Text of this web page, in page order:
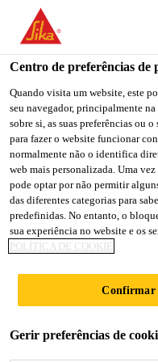
You are accessing "Sika
from "Estados Unidos".
country.
TO
SIKA
USA
Sika Brasil
Sika®-2
Aditivo
rápida
Sika®-2 é aditivo
Centro de preferências de
Quando visita um website, este
seu navegador, principalmente
sobre si, as suas preferências ou
para fazer o website funcionar
normalmente não o identifica
web mais personalizada. Uma
pode optar por não permitir
das diferentes categorias para
predefinidas. No entanto, o
sua experiência no website e os
POLÍTICA DE COOKIE
Confirmar
Gerir preferências de